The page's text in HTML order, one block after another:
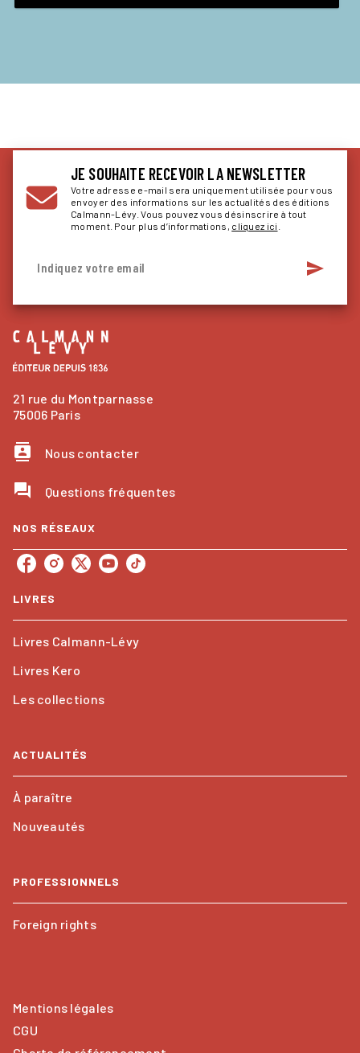
JE SOUHAITE RECEVOIR LA NEWSLETTER
Votre adresse e-mail sera uniquement utilisée pour vous
envoyer des informations sur les actualités des éditions
Calmann-Lévy. Vous pouvez vous désinscrire à tout
moment. Pour plus d’informations, cliquez ici
Indiquez votre email send
21 rue du Montparnasse
75006 Paris
contacts Nous contacter
question_answer Questions fréquentes
NOS RÉSEAUX
LIVRES
Livres Calmann-Lévy
Livres Kero
Les collections
ACTUALITÉS
À paraître
Nouveautés
PROFESSIONNELS
Foreign rights
Mentions légales
CGU